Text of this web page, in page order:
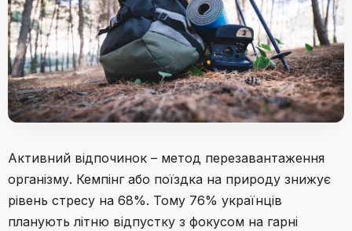
Активний відпочинок – метод перезавантаження
організму. Кемпінг або поїздка на природу знижує
рівень стресу на 68%. Тому 76% українців
планують літню відпустку з фокусом на гарні